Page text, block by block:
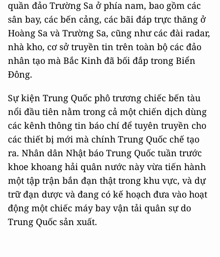
quần đảo Trường Sa ở phía nam, bao gồm các
sân bay, các bến cảng, các bãi đáp trực thăng ở
Hoàng Sa và Trường Sa, cũng như các đài radar,
nhà kho, cơ sở truyền tin trên toàn bộ các đảo
nhân tạo mà Bắc Kinh đã bối đắp trong Biển
Đông.
Sự kiện Trung Quốc phô trương chiếc bến tàu
nổi đầu tiên nằm trong cả một chiến dịch dùng
các kênh thông tin báo chí để tuyên truyền cho
các thiết bị mới mà chính Trung Quốc chế tạo
ra. Nhân dân Nhật báo Trung Quốc tuần trước
khoe khoang hải quân nước này vừa tiến hành
một tập trận bắn đạn thật trong khu vực, và dự
trữ đạn dược và đang có kế hoạch đưa vào hoạt
động một chiếc máy bay vận tải quân sự do
Trung Quốc sản xuất.